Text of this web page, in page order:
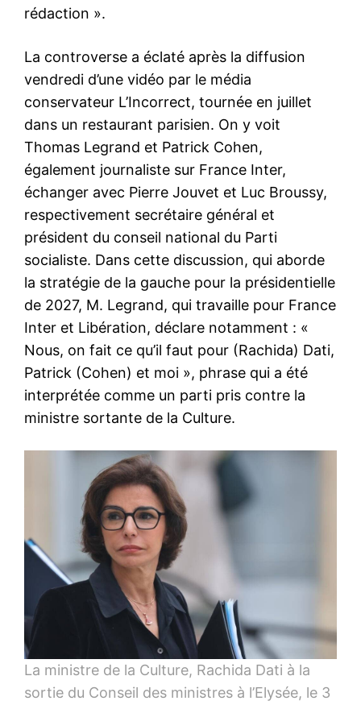
rédaction ».
La controverse a éclaté après la diffusion
vendredi d’une vidéo par le média
conservateur L’Incorrect, tournée en juillet
dans un restaurant parisien. On y voit
Thomas Legrand et Patrick Cohen,
également journaliste sur France Inter,
échanger avec Pierre Jouvet et Luc Broussy,
respectivement secrétaire général et
président du conseil national du Parti
socialiste. Dans cette discussion, qui aborde
la stratégie de la gauche pour la présidentielle
de 2027, M. Legrand, qui travaille pour France
Inter et Libération, déclare notamment : «
Nous, on fait ce qu’il faut pour (Rachida) Dati,
Patrick (Cohen) et moi », phrase qui a été
interprétée comme un parti pris contre la
ministre sortante de la Culture.
La ministre de la Culture, Rachida Dati à la
sortie du Conseil des ministres à l’Elysée, le 3